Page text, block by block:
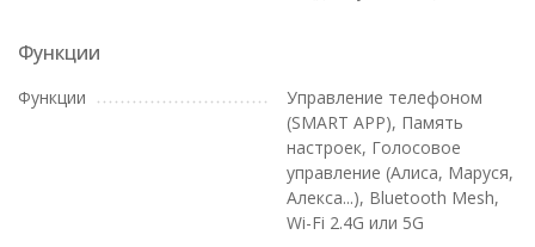
Функции
Функции
Управление телефоном
(SMART APP), Память
настроек, Голосовое
управление (Алиса, Маруся,
Алекса...), Bluetooth Mesh,
Wi-Fi 2.4G или 5G